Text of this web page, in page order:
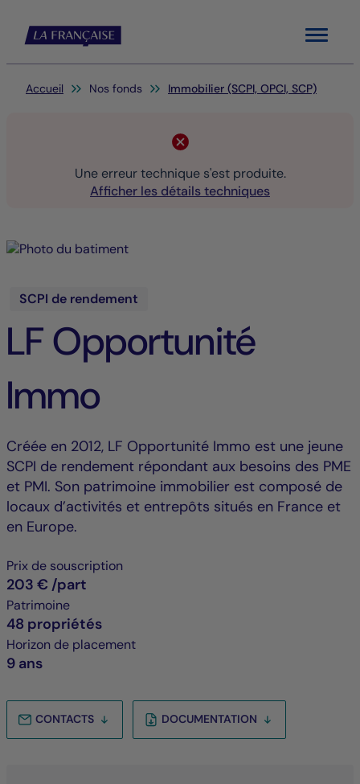
Menu
Vous êtes ici:
Accueil Nos fonds Immobilier (SCPI, OPCI, SCP)
Une erreur technique s'est produite.
Afficher les détails techniques
SCPI de rendement
LF Opportunité
Immo
Créée en 2012, LF Opportunité Immo est une jeune
SCPI de rendement répondant aux besoins des PME
et PMI. Son patrimoine immobilier est composé de
locaux d’activités et entrepôts situés en France et
en Europe.
Prix de souscription
203 € /part
Patrimoine
48 propriétés
Horizon de placement
9 ans
CONTACTS DOCUMENTATION